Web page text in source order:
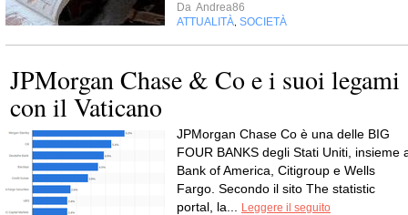
Da Andrea86
ATTUALITÀ SOCIETÀ
JPMorgan Chase & Co e i suoi legami
con il Vaticano
JPMorgan Chase Co è una delle BIG
FOUR BANKS degli Stati Uniti, insieme
Bank of America, Citigroup e Wells
Fargo. Secondo il sito The statistic
portal, la...
Leggere il seguito